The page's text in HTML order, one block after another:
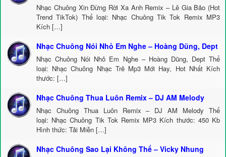
Nhạc Chuông Xin Đừng Rời Xa Anh Remix – Lê Gia Bảo (Hot
Trend TikTok) Thể loại: Nhạc Chuông Tik Tok Remix MP3
Kích […]
Nhạc Chuông Nói Nhỏ Em Nghe – Hoàng Dũng, Dept
Nhạc Chuông Nói Nhỏ Em Nghe – Hoàng Dũng, Dept Thể
loại: Nhạc Chuông Nhạc Trẻ Mp3 Mới Hay, Hot Nhất Kích
thước: […]
Nhạc Chuông Thua Luôn Remix – DJ AM Melody
Nhạc Chuông Thua Luôn Remix – DJ AM Melody Thể
loại: Nhạc Chuông Tik Tok Remix MP3 Kích thước: 450 Kb
Hình thức: Tải Miễn […]
Nhạc Chuông Sao Lại Không Thể – Vicky Nhung